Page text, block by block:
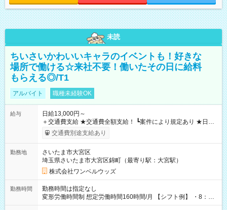
未読
ちいさいかわいいキャラのイベントも！好きな
場所で働ける☆来社不要！働いたその日に給料
もらえる◎/T1
アルバイト 職種未経験OK
給与
日給13,000円～
＋交通費支給 ★交通費全額支給！ ┗案件により規定あり ★日払
いOK！（規定あり） ┗働いたその日に現金GET♪ お仕事後はコ
ンビニATMから 日払い分を引き落とせます！ 【試用期間】試
交通費別途支給あり
勤務地
さいたま市大宮区
埼玉県さいたま市大宮区錦町（最寄り駅：大宮駅）
株式会社ワンベルウッズ
勤務時間
勤務時間は指定なし
変形労働時間制 想定労働時間160時間/月 【シフト例】 ・8：00
～21：00